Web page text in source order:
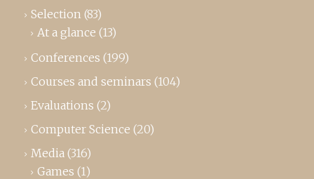
Selection (83)
At a glance (13)
Conferences (199)
Courses and seminars (104)
Evaluations (2)
Computer Science (20)
Media (316)
Games (1)